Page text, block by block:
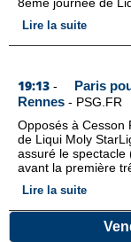
Lire la suite
19:13 -
Paris
Rennes - PSG.FR
Opposés à Cesson
de Liqui Moly
assuré le
avant la première
Lire la suite